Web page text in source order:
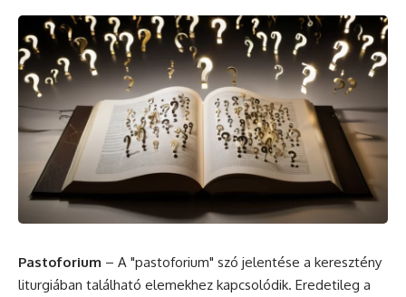
Pastoforium – A "pastoforium" szó jelentése a keresztény
liturgiában található elemekhez kapcsolódik. Eredetileg a